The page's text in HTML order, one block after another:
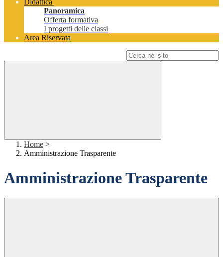
Didattica
Panoramica
Offerta formativa
I progetti delle classi
Area Riservata
Home >
Amministrazione Trasparente
Amministrazione Trasparente